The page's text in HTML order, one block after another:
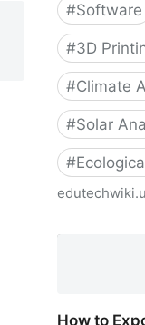
#Software
#3D
#Climate
#Solar
#
How to